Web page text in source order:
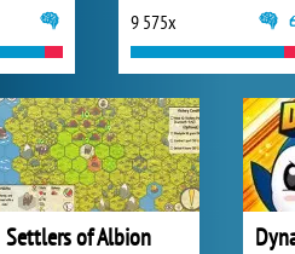
9 575x
Settlers of Albion